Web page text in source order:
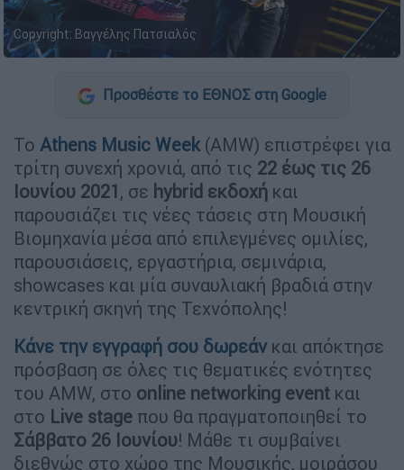
Copyright: Βαγγέλης Πατσιαλός
Προσθέστε το ΕΘΝΟΣ στη Google
Το Athens Music Week (AMW) επιστρέφει για
τρίτη συνεχή χρονιά, από τις 22 έως τις 26
Ιουνίου 2021, σε hybrid εκδοχή και
παρουσιάζει τις νέες τάσεις στη Μουσική
Βιομηχανία μέσα από επιλεγμένες ομιλίες,
παρουσιάσεις, εργαστήρια, σεμινάρια,
showcases και μία συναυλιακή βραδιά στην
κεντρική σκηνή της Τεχνόπολης!
Κάνε την εγγραφή σου δωρεάνκαι απόκτησε
πρόσβαση σε όλες τις θεματικές ενότητες
του AMW, στο online networking event και
στο Live stage που θα πραγματοποιηθεί το
Σάββατο 26 Ιουνίου! Mάθε τι συμβαίνει
διεθνώς στο χώρο της Μουσικής, μοιράσου